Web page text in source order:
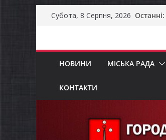
Перейти
Субота, 8 Серпня, 2026 Останні:
НОВИНИ МІСЬКА РАДА
КОНТАКТИ